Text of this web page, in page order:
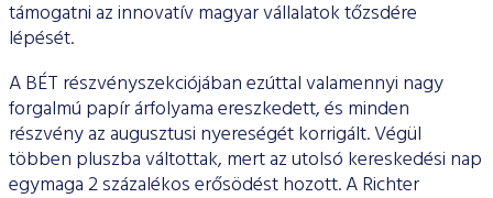
támogatni az innovatív magyar vállalatok tőzsdére
lépését.
A BÉT részvényszekciójában ezúttal valamennyi nagy
forgalmú papír árfolyama ereszkedett, és minden
részvény az augusztusi nyereségét korrigált. Végül
többen pluszba váltottak, mert az utolsó kereskedési nap
egymaga 2 százalékos erősödést hozott. A Richter